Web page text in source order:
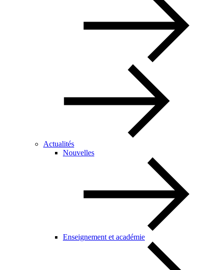
Actualités
Nouvelles
Enseignement et académie